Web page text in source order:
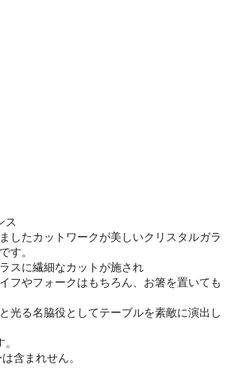
ス
したカットワークが美しいクリスタルガラ
す。
スに繊細なカットが施され
フやフォークはもちろん、お箸を置いても
光る名脇役としてテーブルを素敵に演出し
含まれせん。